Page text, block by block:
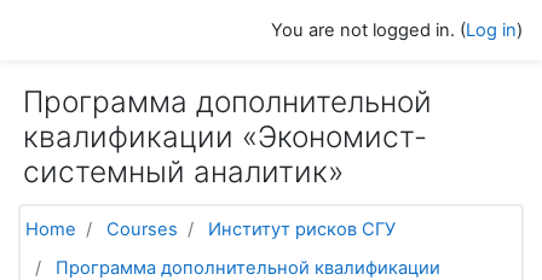
You are not logged in. (Log in)
Программа дополнительной
квалификации «Экономист-
системный аналитик»
Home Courses
Институт рисков СГУ
Программа дополнительной квалификации